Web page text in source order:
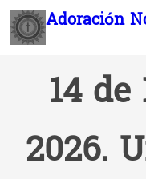
Saltar Adoración
14
2026.